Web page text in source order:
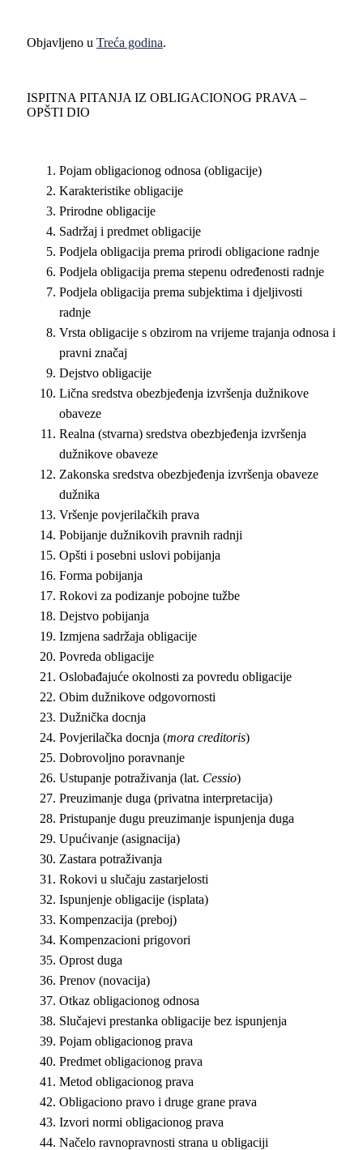
Objavljeno u Treća godina.
ISPITNA PITANJA IZ OBLIGACIONOG PRAVA –
OPŠTI DIO
Pojam obligacionog odnosa (obligacije)
Karakteristike obligacije
Prirodne obligacije
Sadržaj i predmet obligacije
Podjela obligacija prema prirodi obligacione radnje
Podjela obligacija prema stepenu određenosti radnje
Podjela obligacija prema subjektima i djeljivosti
radnje
Vrsta obligacije s obzirom na vrijeme trajanja odnosa i
pravni značaj
Dejstvo obligacije
Lična sredstva obezbjeđenja izvršenja dužnikove
obaveze
Realna (stvarna) sredstva obezbjeđenja izvršenja
dužnikove obaveze
Zakonska sredstva obezbjeđenja izvršenja obaveze
dužnika
Vršenje povjerilačkih prava
Pobijanje dužnikovih pravnih radnji
Opšti i posebni uslovi pobijanja
Forma pobijanja
Rokovi za podizanje pobojne tužbe
Dejstvo pobijanja
Izmjena sadržaja obligacije
Povreda obligacije
Oslobađajuće okolnosti za povredu obligacije
Obim dužnikove odgovornosti
Dužnička docnja
Povjerilačka docnja (mora creditoris)
Dobrovoljno poravnanje
Ustupanje potraživanja (lat. Cessio)
Preuzimanje duga (privatna interpretacija)
Pristupanje dugu preuzimanje ispunjenja duga
Upućivanje (asignacija)
Zastara potraživanja
Rokovi u slučaju zastarjelosti
Ispunjenje obligacije (isplata)
Kompenzacija (preboj)
Kompenzacioni prigovori
Oprost duga
Prenov (novacija)
Otkaz obligacionog odnosa
Slučajevi prestanka obligacije bez ispunjenja
Pojam obligacionog prava
Predmet obligacionog prava
Metod obligacionog prava
Obligaciono pravo i druge grane prava
Izvori normi obligacionog prava
Načelo ravnopravnosti strana u obligaciji